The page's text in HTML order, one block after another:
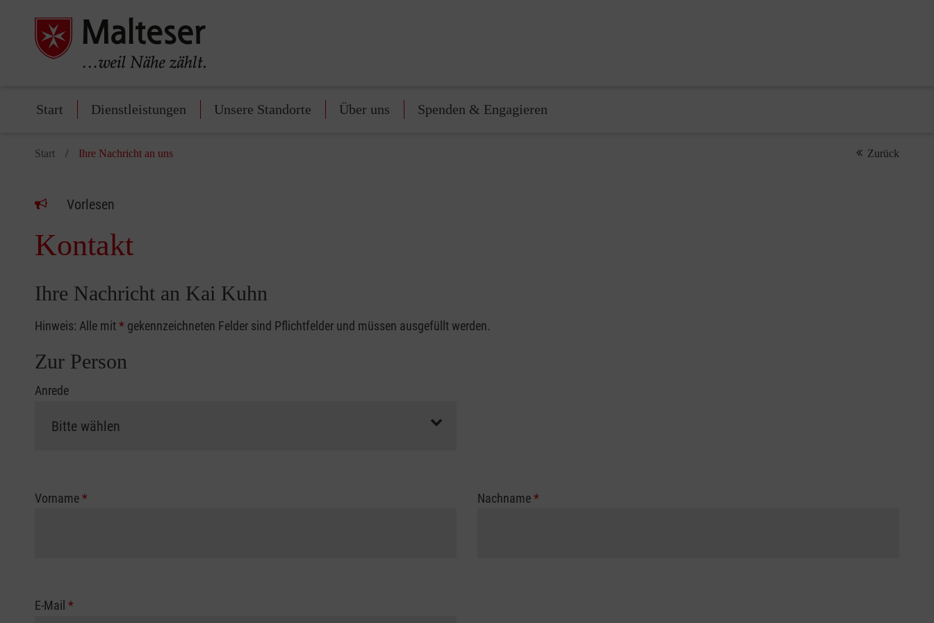
Start Dienstleistungen Unsere Standorte Über uns Spenden & Engagieren
Start Ihre Nachricht an uns Zurück
Vorlesen
Kontakt
Ihre Nachricht an Kai Kuhn
Hinweis: Alle mit* gekennzeichneten Felder sind Pflichtfelder und müssen ausgefüllt werden.
Zur Person
Anrede
Vorname* Nachname*
E-Mail *